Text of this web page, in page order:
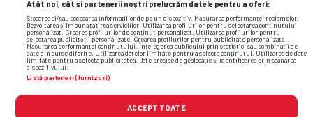
Atât noi, cât și partenerii noștri prelucrăm datele pentru a oferi:
Stocarea și/sau accesarea informațiilor de pe un dispozitiv. Măsurarea performanței reclamelor.
Dezvoltarea și îmbunătățirea serviciilor. Utilizarea profilurilor pentru selectarea conținutului
personalizat. Crearea profilurilor de conținut personalizat. Utilizarea profilurilor pentru
selectarea publicității personalizate. Crearea profilurilor pentru publicitate personalizată.
Măsurarea performanței conținutului. Înțelegerea publicului prin statistici sau combinații de
date din surse diferite. Utilizarea datelor limitate pentru a selecta conținutul. Utilizarea de date
limitate pentru a selecta publicitatea. Date precise de geolocație și identificarea prin scanarea
dispozitivului.
Listă parteneri (furnizori)
ACCEPT TOATE